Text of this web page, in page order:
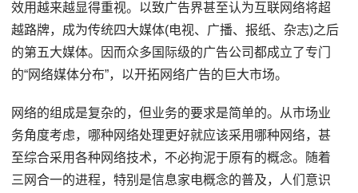
效用越来越显得重视。以致广告界甚至认为互联网络将超
越路牌，成为传统四大媒体(电视、广播、报纸、杂志)之后
的第五大媒体。因而众多国际级的广告公司都成立了专门
的“网络媒体分布”，以开拓网络广告的巨大市场。
网络的组成是复杂的，但业务的要求是简单的。从市场业
务角度考虑，哪种网络处理更好就应该采用哪种网络，甚
至综合采用各种网络技术，不必拘泥于原有的概念。随着
三网合一的进程，特别是信息家电概念的普及，人们意识